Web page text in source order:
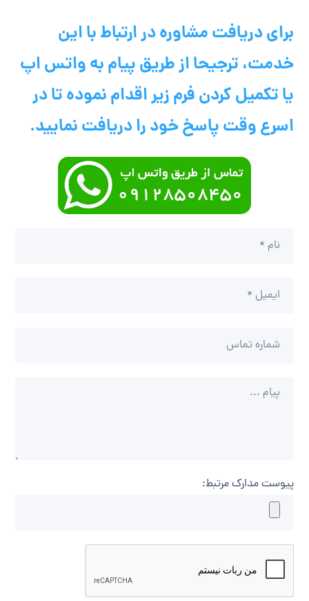
برای دریافت مشاوره در ارتباط با این
خدمت، ترجیحا از طریق پیام به واتس اپ
یا تکمیل کردن فرم زیر اقدام نموده تا در
اسرع وقت پاسخ خود را دریافت نمایید.
پیوست مدارک مرتبط: